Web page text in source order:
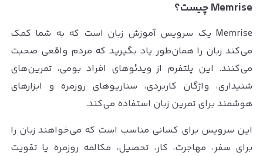
Memrise چیست؟
Memrise یک سرویس آموزش زبان است که به شما کمک
می‌کند زبان را همان‌طور یاد بگیرید که مردم واقعی صحبت
می‌کنند. این پلتفرم از ویدئوهای افراد بومی، تمرین‌های
شنیداری، واژگان کاربردی، سناریوهای روزمره و ابزارهای
هوشمند برای تمرین زبان استفاده می‌کند.
این سرویس برای کسانی مناسب است که می‌خواهند زبان را
برای سفر، مهاجرت، کار، تحصیل، مکالمه روزمره یا تقویت